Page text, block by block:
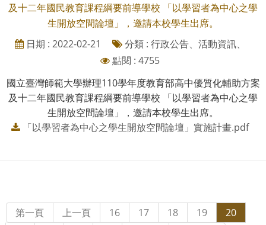
及十二年國民教育課程綱要前導學校 「以學習者為中心之學
生開放空間論壇」，邀請本校學生出席。
日期 : 2022-02-21
分類 : 行政公告、活動資訊、
點閱 : 4755
國立臺灣師範大學辦理110學年度教育部高中優質化輔助方案
及十二年國民教育課程綱要前導學校 「以學習者為中心之學
生開放空間論壇」，邀請本校學生出席。
「以學習者為中心之學生開放空間論壇」實施計畫.pdf
第一頁 上一頁 16 17 18 19
20